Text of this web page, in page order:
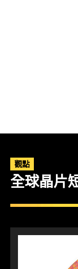
觀點
全球晶片